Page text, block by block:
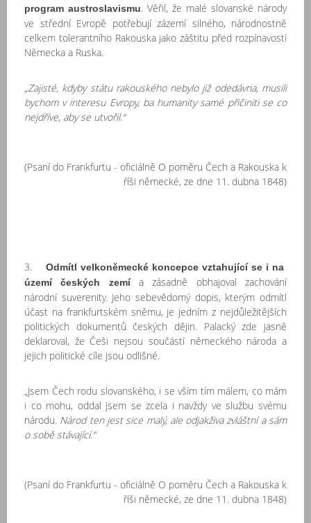
program austroslavismu. Věřil, že malé slovanské národy
ve střední Evropě potřebují zázemí silného, národnostně
celkem tolerantního Rakouska jako záštitu před rozpínavostí
Německa a Ruska.
„Zajisté, kdyby státu rakouského nebylo již odedávna, musili
bychom v interesu Evropy, ba humanity samé přičiniti se co
nejdříve, aby se utvořil.“
(Psaní do Frankfurtu - oficiálně O poměru Čech a Rakouska k
říši německé, ze dne 11. dubna 1848)
3. Odmítl velkoněmecké koncepce vztahující se i na
území českých zemía zásadně obhajoval zachování
národní suverenity. Jeho sebevědomý dopis, kterým odmítl
účast na frankfurtském sněmu, je jedním z nejdůležitějších
politických dokumentů českých dějin. Palacký zde jasně
deklaroval, že Češi nejsou součástí německého národa a
jejich politické cíle jsou odlišné.
„Jsem Čech rodu slovanského, i se vším tím málem, co mám
i co mohu, oddal jsem se zcela i navždy ve službu svému
národu. Národ ten jest sice malý, ale odjakživa zvláštní a sám
o sobě stávající.“
(Psaní do Frankfurtu - oficiálně O poměru Čech a Rakouska k
říši německé, ze dne 11. dubna 1848)